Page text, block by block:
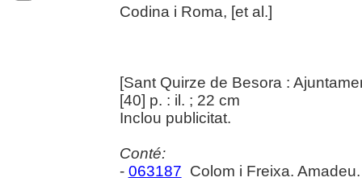
Codina i Roma, [et al.]
[Sant Quirze de Besora :
[40] p. : il. ; 22 cm
Inclou publicitat.
Conté:
- 063187 Colom i Freixa.